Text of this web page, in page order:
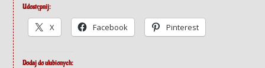
Udostępnij:
X Facebook Pinterest
Dodaj do ulubionych: